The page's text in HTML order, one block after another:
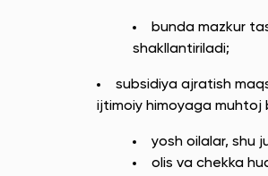
bunda mazkur
shakllantiriladi;
subsidiya ajratish
ijtimoiy himoyaga muhtoj
yosh oilalar, shu
olis va chekka